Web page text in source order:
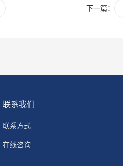
下一篇：
联系我们
联系方式
在线咨询